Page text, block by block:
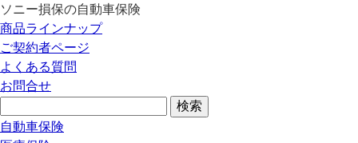
ソニー損保の自動車保険
商品ラインナップ
ご契約者ページ
よくある質問
お問合せ
自動車保険
自動車保険トップ
商品の特長
補償内容
自動車保険ガイド
お客様の満足・不満の声
自動車保険トップ